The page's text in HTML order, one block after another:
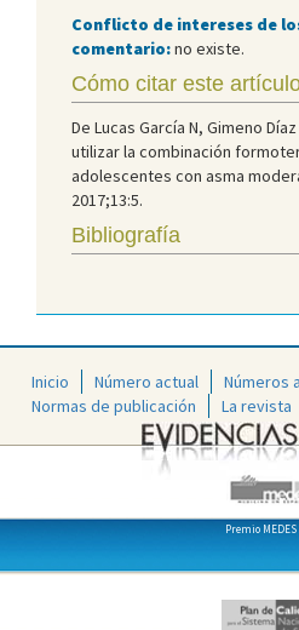
Conflicto de intereses de
comentario:no existe.
Cómo citar este
De Lucas García N, Gimeno
utilizar la combinación
adolescentes con asma
2017;13:5.
Bibliografía
Inicio Número actual
Números
Normas de publicación
La revista
Premio MEDES